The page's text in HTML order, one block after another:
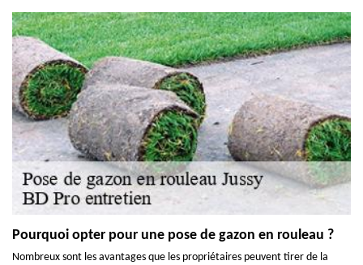
Pourquoi opter pour une pose de gazon en rouleau ?
Nombreux sont les avantages que les propriétaires peuvent tirer de la